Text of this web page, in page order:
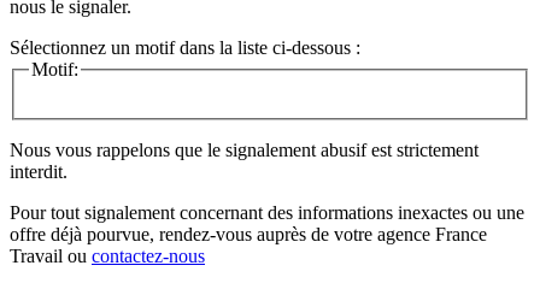
nous le signaler.
Sélectionnez un motif dans la liste ci-dessous :
Motif:
Nous vous rappelons que le signalement abusif est strictement
interdit.
Pour tout signalement concernant des informations inexactes ou une
offre déjà pourvue, rendez-vous auprès de votre agence France
Travail ou contactez-nous